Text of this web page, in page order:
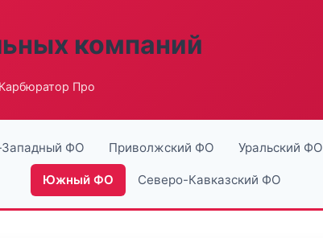
компаний
Про
ФО Приволжский ФО Уральский ФО
Южный ФО Северо-Кавказский ФО